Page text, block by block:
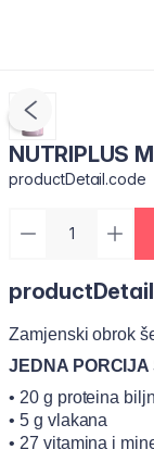
NUTRIPLUS
productDetail.code
Zamjenski obrok
JEDNA PORCIJA
• 20 g proteina
• 5 g vlakana
• 27 vitamina i